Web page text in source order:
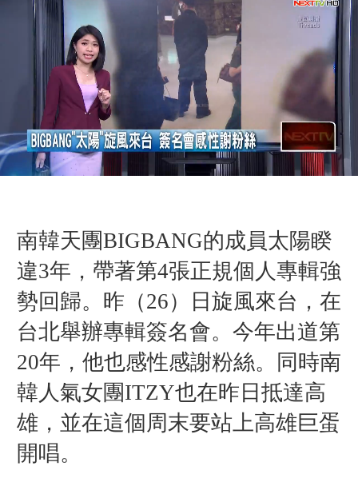
南韓天團BIGBANG的成員太陽睽
違3年，帶著第4張正規個人專輯強
勢回歸。 昨（26）日旋風來台，在
台北舉辦專輯簽名會。今年出道第
20年，他也感性感謝粉絲。同時南
韓人氣女團ITZY也在昨日抵達高
雄，並在這個周末要站上高雄巨蛋
開唱。